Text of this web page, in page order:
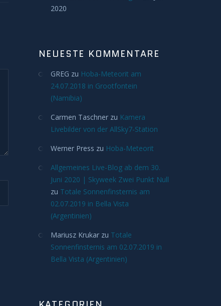
2020
NEUESTE KOMMENTARE
GREG zu Hoba-Meteorit am
24.07.2018 in Grootfontein
(Namibia)
Carmen Taschnerzu Kamera
Livebilder von der AllSky7-Station
Werner Press zu Hoba-Meteorit
Allgemeines Live-Blog ab dem 30.
Juni 2020 | Skyweek Zwei Punkt Null
zu Totale Sonnenfinsternis am
02.07.2019 in Bella Vista
(Argentinien)
Mariusz Krukarzu Totale
Sonnenfinsternis am 02.07.2019 in
Bella Vista (Argentinien)